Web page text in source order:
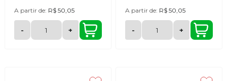
A partir de: R$ 50,05
- +
A partir de: R$ 50,05
- +